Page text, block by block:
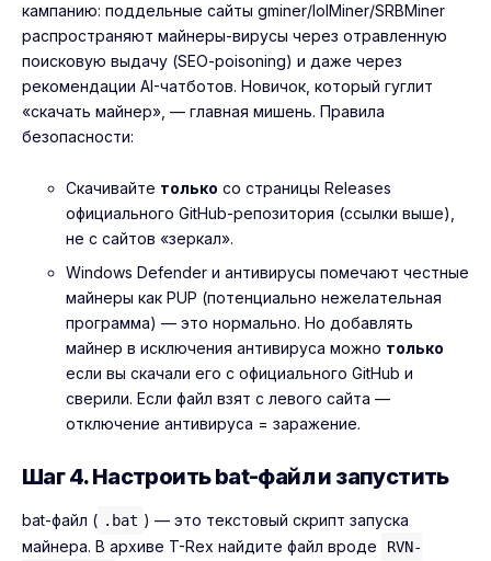
кампанию: поддельные сайты gminer/lolMiner/SRBMiner
распространяют майнеры-вирусы через отравленную
поисковую выдачу (SEO-poisoning) и даже через
рекомендации AI-чатботов. Новичок, который гуглит
«скачать майнер», — главная мишень. Правила
безопасности:
Скачивайте только со страницы Releases
официального GitHub-репозитория (ссылки выше),
не с сайтов «зеркал».
Windows Defender и антивирусы помечают честные
майнеры как PUP (потенциально нежелательная
программа) — это нормально. Но добавлять
майнер в исключения антивируса можно только
если вы скачали его с официального GitHub и
сверили. Если файл взят с левого сайта —
отключение антивируса = заражение.
Шаг 4. Настроить bat-файл и запустить
bat-файл ( .bat ) — это текстовый скрипт запуска
майнера. В архиве T-Rex найдите файл вроде
RVN-